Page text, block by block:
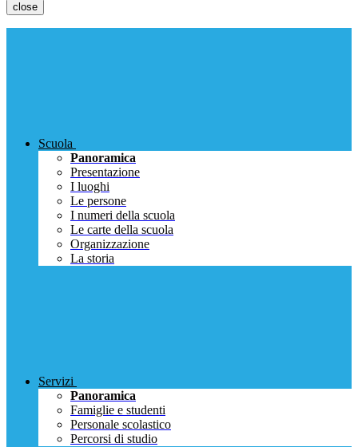
close
Scuola
Panoramica
Presentazione
I luoghi
Le persone
I numeri della scuola
Le carte della scuola
Organizzazione
La storia
Servizi
Panoramica
Famiglie e studenti
Personale scolastico
Percorsi di studio